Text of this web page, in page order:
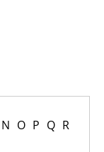
N O P Q R